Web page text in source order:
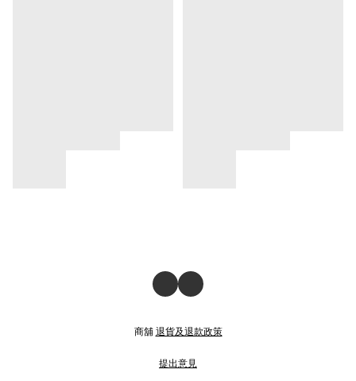
商舖 退貨及退款政策
提出意見